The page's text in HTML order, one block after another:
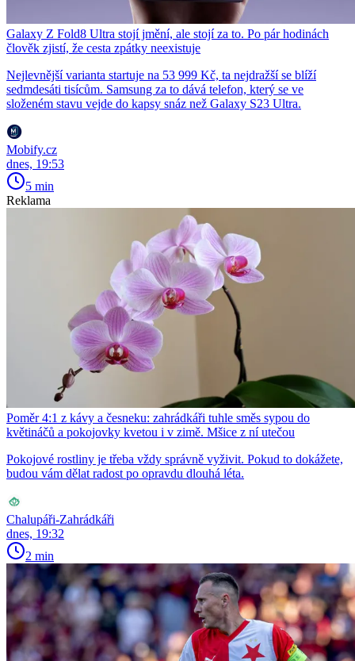
Galaxy Z Fold8 Ultra stojí jmění, ale stojí za to. Po pár hodinách
člověk zjistí, že cesta zpátky neexistuje
Nejlevnější varianta startuje na 53 999 Kč, ta nejdražší se blíží
sedmdesáti tisícům. Samsung za to dává telefon, který se ve
složeném stavu vejde do kapsy snáz než Galaxy S23 Ultra.
Mobify.cz
dnes, 19:53
5 min
Reklama
Poměr 4:1 z kávy a česneku: zahrádkáři tuhle směs sypou do
květináčů a pokojovky kvetou i v zimě. Mšice z ní utečou
Pokojové rostliny je třeba vždy správně vyživit. Pokud to dokážete,
budou vám dělat radost po opravdu dlouhá léta.
Chalupáři-Zahrádkáři
dnes, 19:32
2 min